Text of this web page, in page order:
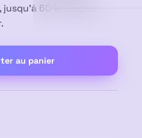
60 W, chipset
au panier